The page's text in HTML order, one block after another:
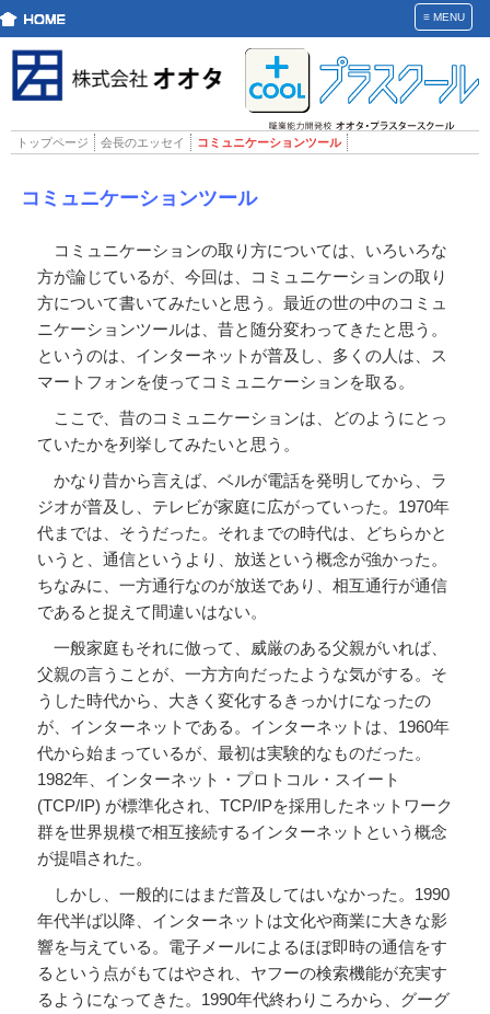
≡MENU
トップページ 会長のエッセイ コミュニケーションツール
コミュニケーションツール
コミュニケーションの取り方については、いろいろな
方が論じているが、今回は、コミュニケーションの取り
方について書いてみたいと思う。最近の世の中のコミュ
ニケーションツールは、昔と随分変わってきたと思う。
というのは、インターネットが普及し、多くの人は、ス
マートフォンを使ってコミュニケーションを取る。
ここで、昔のコミュニケーションは、どのようにとっ
ていたかを列挙してみたいと思う。
かなり昔から言えば、ベルが電話を発明してから、ラ
ジオが普及し、テレビが家庭に広がっていった。1970年
代までは、そうだった。それまでの時代は、どちらかと
いうと、通信というより、放送という概念が強かった。
ちなみに、一方通行なのが放送であり、相互通行が通信
であると捉えて間違いはない。
一般家庭もそれに倣って、威厳のある父親がいれば、
父親の言うことが、一方方向だったような気がする。そ
うした時代から、大きく変化するきっかけになったの
が、インターネットである。インターネットは、1960年
代から始まっているが、最初は実験的なものだった。
1982年、インターネット・プロトコル・スイート
(TCP/IP) が標準化され、TCP/IPを採用したネットワーク
群を世界規模で相互接続するインターネットという概念
が提唱された。
しかし、一般的にはまだ普及してはいなかった。1990
年代半ば以降、インターネットは文化や商業に大きな影
響を与えている。電子メールによるほぼ即時の通信をす
るという点がもてはやされ、ヤフーの検索機能が充実す
るようになってきた。1990年代終わりころから、グーグ